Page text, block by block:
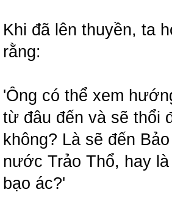
Khi đã lên thuyền, ta
rằng:
'Ông có thể xem
từ đâu đến và sẽ thổi
không? Là sẽ đến
nước Trảo Thổ, hay
bạo ác?'